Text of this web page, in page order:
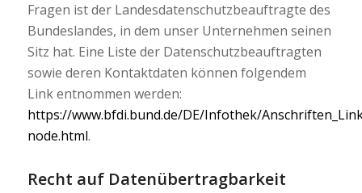
Fragen ist der Landesdatenschutzbeauftragte des
Bundeslandes, in dem unser Unternehmen seinen
Sitz hat. Eine Liste der Datenschutzbeauftragten
sowie deren Kontaktdaten können folgendem
Link entnommen werden:
https://www.bfdi.bund.de/DE/Infothek/
node.html.
Recht auf Datenübertragbarkeit